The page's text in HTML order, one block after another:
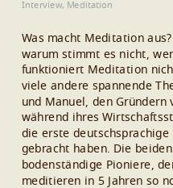
Interview, Meditation
Was macht Meditation
warum stimmt es nicht,
funktioniert Meditation
viele andere spannende
und Manuel, den
während ihres
die erste
gebracht haben. Die
bodenständige Pioniere,
meditieren in 5 Jahren so